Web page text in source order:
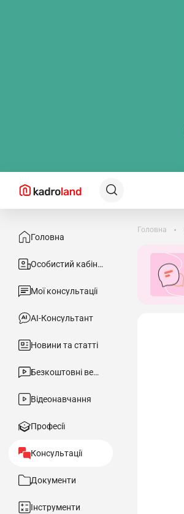
Головна
Особистий кабінет
Мої консультації
АІ-Консультант
Новини та статті
Безкоштовні вебінари
Відеонавчання
Професії
Консультації
Документи
Інструменти
Головна